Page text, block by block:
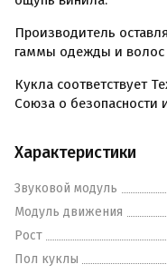
Производитель
гаммы одежды и волос
Кукла соответствует
Союза о безопасности
Характеристики
Звуковой модуль
Модуль движения
Рост
Пол куклы